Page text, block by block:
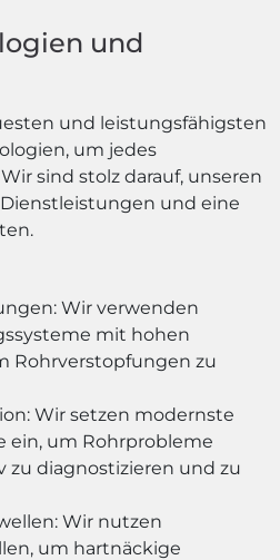
und
und leistungsfähigsten
um jedes
sind stolz darauf, unseren
und eine
Wir verwenden
mit hohen
Rohrverstopfungen zu
Wir setzen modernste
ein, um Rohrprobleme
zu diagnostizieren und zu
Wir nutzen
um hartnäckige